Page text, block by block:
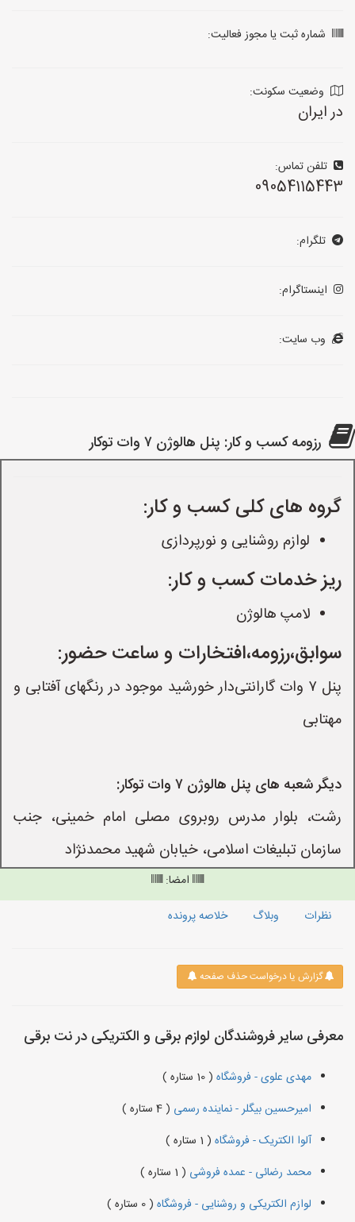
شماره ثبت یا مجوز فعالیت:
وضعیت سکونت:
در ایران
تلفن تماس:
09054115443
تلگرام:
اینستاگرام:
وب سایت:
رزومه کسب و کار: پنل هالوژن ۷ وات توکار
گروه های کلی کسب و کار:
لوازم روشنایی و نورپردازی
ریز خدمات کسب و کار:
لامپ هالوژن
سوابق،رزومه،افتخارات و ساعت حضور:
پنل ۷ وات گارانتی‌دار خورشید️ موجود در رنگهای آفتابی و
مهتابی️
دیگر شعبه های پنل هالوژن ۷ وات توکار:
رشت، بلوار مدرس روبروی مصلی امام خمینی، جنب
سازمان تبلیغات اسلامی، خیابان شهید محمدنژاد
امضا:
نظرات
وبلاگ خلاصه پرونده
گزارش یا درخواست حذف صفحه
معرفی سایر فروشندگان لوازم برقی و الکتریکی در نت برقی
مهدی علوی - فروشگاه ( 10 ستاره )
امیرحسین بیگلر - نماینده رسمی ( 4 ستاره )
آلوا الکتریک - فروشگاه ( 1 ستاره )
محمد رضائی - عمده فروشی ( 1 ستاره )
لوازم الکتریکی و روشنایی - فروشگاه ( 0 ستاره )